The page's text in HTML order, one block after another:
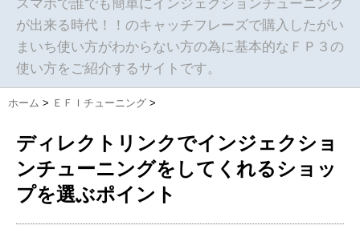
スマホで誰でも簡単にインジェクションチューニング
が出来る時代！！のキャッチフレーズで購入したがい
まいち使い方がわからない方の為に基本的なＦＰ３の
使い方をご紹介するサイトです。
ホーム > ＥＦＩチューニング >
ディレクトリンクでインジェクショ
ンチューニングをしてくれるショッ
プを選ぶポイント